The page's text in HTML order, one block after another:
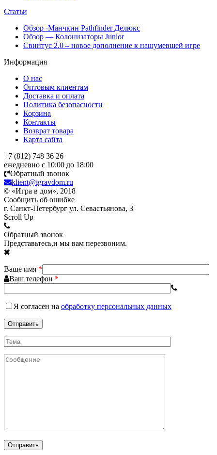
Статьи
Обзор -Манчкин Pathfinder Делюкс
Обзор — Колонизаторы Junior
Свинтус 2.0 – новое дополнение к нашумевшей игре
Информация
О нас
Оптовым клиентам
Доставка и оплата
Политика безопасности
Корзина
Контакты
Возврат товара
Карта сайта
+7 (812) 748 36 26
ежедневно с 10:00 до 18:00
Обратный звонок
klient@igravdom.ru
© «Игра в дом», 2018
Сообщить об ошибке
г. Санкт-Петербург ул. Севастьянова, 3
Scroll Up
Обратный звонок
Представьтесь,и мы вам перезвоним.
Ваше имя *
Ваш телефон *
Я согласен на обработку персональных данных